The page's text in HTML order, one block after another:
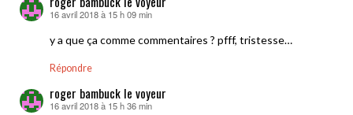
dit :
16 avril 2018 à 15 h 09 min
y a que ça comme commentaires ? pfff, tristesse…
Répondre
roger bambuck le voyeur
dit :
16 avril 2018 à 15 h 36 min